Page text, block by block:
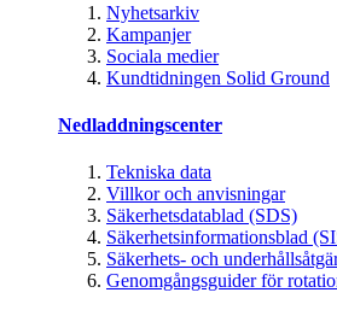
Nyhetsarkiv
Kampanjer
Sociala medier
Kundtidningen Solid Ground
Nedladdningscenter
Tekniska data
Villkor och anvisningar
Säkerhetsdatablad (SDS)
Säkerhetsinformationsblad
Säkerhets- och
Genomgångsguider för